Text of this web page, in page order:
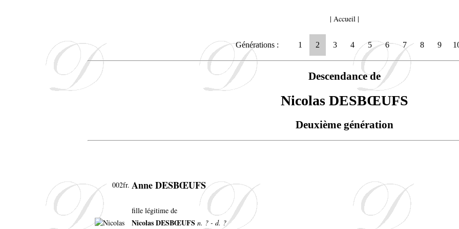
| Accueil|
Générations : 1 2 3 4 5 6 7 8 9
Descendance de
Nicolas DESBŒUFS
Deuxième génération
002fr. Anne DESBŒUFS
fille légitime de
Nicolas DESBŒUFS n. ? - d. ?